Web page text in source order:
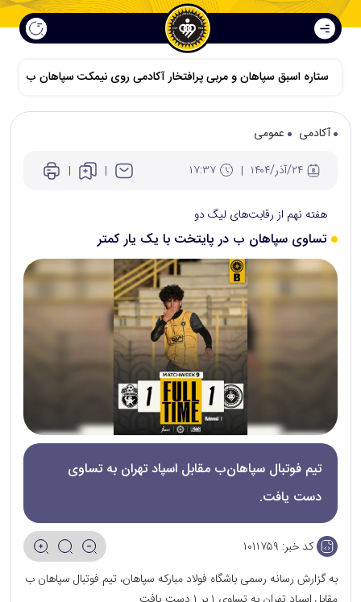
ستاره اسبق سپاهان و مربی پرافتخار آکادمی روی نیمکت سپاهان ب
آکادمی
عمومی
هفته نهم از رقابت‌های لیگ دو
تساوی سپاهان ب در پایتخت با یک یار کمتر
تیم فوتبال سپاهان‌ب مقابل اسپاد تهران به تساوی
دست یافت.
کد خبر: ۱۰۱۱۷۵۹
به گزارش رسانه رسمی باشگاه فولاد مبارکه سپاهان، تیم فوتبال سپاهان ب